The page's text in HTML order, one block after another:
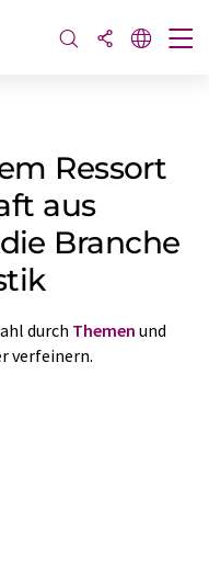
Ressort
aus
Branche
durch Themen und
verfeinern.